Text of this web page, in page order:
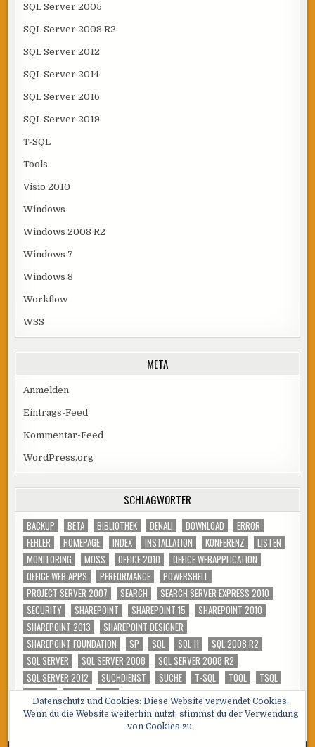
Datenschutz und Cookies: Diese Website verwendet Cookies.
Wenn du die Website weiterhin nutzt, stimmst du der Verwendung
von Cookies zu.
SQL Server 2005
SQL Server 2008 R2
SQL Server 2012
SQL Server 2014
SQL Server 2016
SQL Server 2019
T-SQL
Tools
Visio 2010
Windows
Windows 2008 R2
Windows 7
Windows 8
Workflow
WSS
META
Anmelden
Eintrags-Feed
Kommentar-Feed
WordPress.org
SCHLAGWÖRTER
BACKUP BETA BIBLIOTHEK DENALI DOWNLOAD
ERROR
FEHLER
HOMEPAGE INDEX INSTALLATION KONFERENZ
LISTEN
MONITORING
MOSS OFFICE 2010
OFFICE WEBAPPLICATION
OFFICE WEB APPS
PERFORMANCE
POWERSHELL
PROJECT SERVER 2007
SEARCH
SEARCH SERVER EXPRESS 2010
SECURITY
SHAREPOINT SHAREPOINT 15
SHAREPOINT 2010
SHAREPOINT 2013
SHAREPOINT DESIGNER
SHAREPOINT FOUNDATION
SP SQL SQL 11
SQL 2008 R2
SQL SERVER
SQL SERVER 2008
SQL SERVER 2008 R2
SQL SERVER 2012
SUCHDIENST SUCHE T-SQL TOOL
TSQL
TUNING
VIDEO WSS